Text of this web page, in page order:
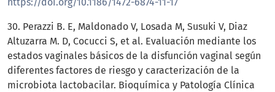
https://doi.org/10.1186/1472-6874-11-17
30. Perazzi B. E, Maldonado V, Losada M, Susuki V, Diaz
Altuzarra M. D, Cocucci S, et al. Evaluación mediante los
estados vaginales básicos de la disfunción vaginal según
diferentes factores de riesgo y caracterización de la
microbiota lactobacilar. Bioquímica y Patología Clínica